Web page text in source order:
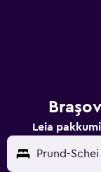
Leia
Prund-